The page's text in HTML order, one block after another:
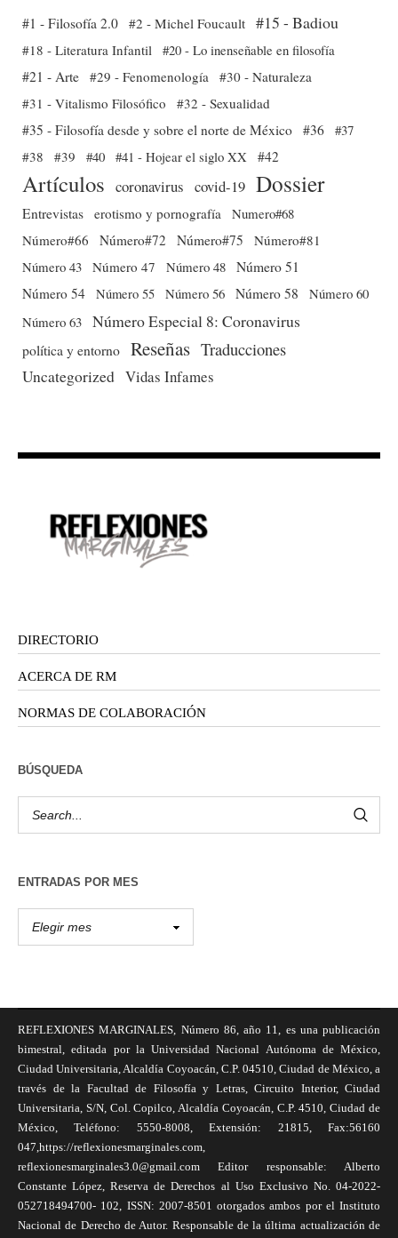
#1 - Filosofía 2.0 #2 - Michel Foucault #15 - Badiou
#18 - Literatura Infantil #20 - Lo inenseñable en filosofía
#21 - Arte #29 - Fenomenología
#30 - Naturaleza
#31 - Vitalismo Filosófico
#32 - Sexualidad
#35 - Filosofía desde y sobre el norte de México #36 #37
#38
#39 #40 #41 - Hojear el siglo XX #42
Artículos coronavirus covid-19 Dossier
Entrevistas erotismo y pornografía
Numero#68
Número#66
Número#72 Número#75
Número#81
Número 43 Número 47 Número 48 Número 51
Número 54 Número 55 Número 56 Número 58
Número 60
Número 63 Número Especial 8: Coronavirus
política y entorno Reseñas Traducciones
Uncategorized Vidas Infames
DIRECTORIO
ACERCA DE RM
NORMAS DE COLABORACIÓN
BÚSQUEDA
ENTRADAS POR MES
REFLEXIONES MARGINALES, Número 86, año 11, es una publicación
bimestral, editada por la Universidad Nacional Autónoma de México,
Ciudad Universitaria, Alcaldía Coyoacán, C.P. 04510, Ciudad de México, a
través de la Facultad de Filosofía y Letras, Circuito Interior, Ciudad
Universitaria, S/N, Col. Copilco, Alcaldía Coyoacán, C.P. 4510, Ciudad de
México, Teléfono: 5550-8008, Extensión: 21815, Fax:56160
047,https://reflexionesmarginales.com,
reflexionesmarginales3.0@gmail.com Editor responsable: Alberto
Constante López, Reserva de Derechos al Uso Exclusivo No. 04-2022-
052718494700- 102, ISSN: 2007-8501 otorgados ambos por el Instituto
Nacional de Derecho de Autor. Responsable de la última actualización de